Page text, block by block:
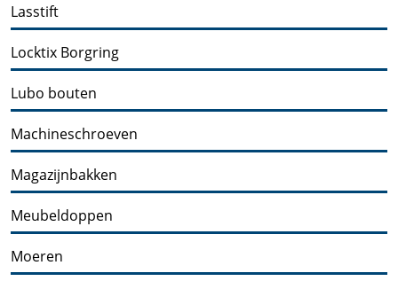
Lasstift
Locktix Borgring
Lubo bouten
Machineschroeven
Magazijnbakken
Meubeldoppen
Moeren